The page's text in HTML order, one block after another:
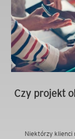
Czy projekt
Niektórzy klienci